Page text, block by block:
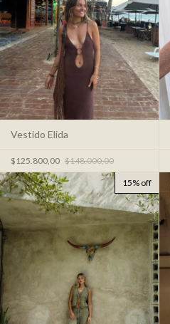
Vestido Elida
$125.800,00 $148.000,00
15% off